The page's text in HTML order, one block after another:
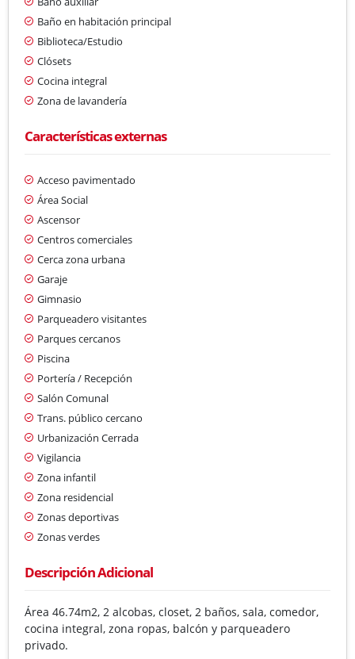
Baño en habitación principal
Biblioteca/Estudio
Clósets
Cocina integral
Zona de lavandería
Características externas
Acceso pavimentado
Área Social
Ascensor
Centros comerciales
Cerca zona urbana
Garaje
Gimnasio
Parqueadero visitantes
Parques cercanos
Piscina
Portería / Recepción
Salón Comunal
Trans. público cercano
Urbanización Cerrada
Vigilancia
Zona infantil
Zona residencial
Zonas deportivas
Zonas verdes
Descripción Adicional
Área 46.74m2, 2 alcobas, closet, 2 baños, sala, comedor,
cocina integral, zona ropas, balcón y parqueadero
privado.